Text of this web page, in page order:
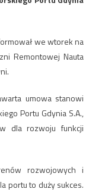
we wtorek na
Remontowej Nauta
umowa stanowi
Portu Gdynia S.A.,
dla rozwoju funkcji
rozwojowych i
portu to duży sukces.